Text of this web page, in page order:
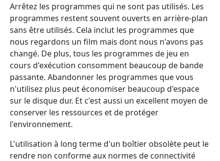
Arrêtez les programmes qui ne sont pas utilisés. Les
programmes restent souvent ouverts en arrière-plan
sans être utilisés. Cela inclut les programmes que
nous regardons un film mais dont nous n'avons pas
changé. De plus, tous les programmes de jeu en
cours d'exécution consomment beaucoup de bande
passante. Abandonner les programmes que vous
n'utilisez plus peut économiser beaucoup d'espace
sur le disque dur. Et c'est aussi un excellent moyen de
conserver les ressources et de protéger
l'environnement.
L'utilisation à long terme d'un boîtier obsolète peut le
rendre non conforme aux normes de connectivité